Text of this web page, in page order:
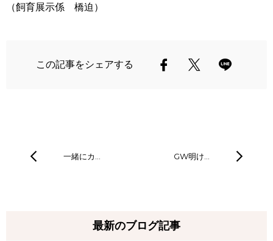
（飼育展示係 橋迫）
この記事をシェアする
一緒にカ… GW明け…
最新のブログ記事